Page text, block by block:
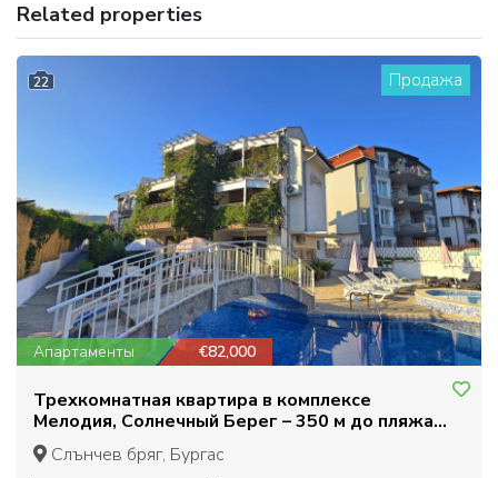
Related properties
22 Продажа
Апартаменты €82,000
Трехкомнатная квартира в комплексе
Мелодия, Солнечный Берег – 350 м до пляжа.
Низкая плата за обслуживание, отличная цена
Слънчев бряг, Бургас